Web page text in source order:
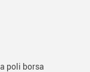
poli borsa